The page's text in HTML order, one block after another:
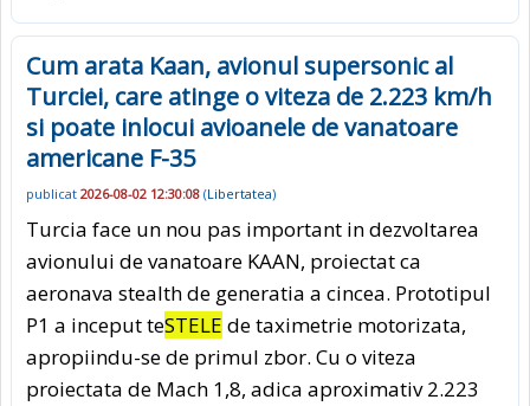
Cum arata Kaan, avionul supersonic al
Turciei, care atinge o viteza de 2.223 km/h
si poate inlocui avioanele de vanatoare
americane F-35
publicat 2026-08-02 12:30:08 (Libertatea)
Turcia face un nou pas important in dezvoltarea
avionului de vanatoare KAAN, proiectat ca
aeronava stealth de generatia a cincea. Prototipul
P1 a inceput teSTELE de taximetrie motorizata,
apropiindu-se de primul zbor. Cu o viteza
proiectata de Mach 1,8, adica aproximativ 2.223